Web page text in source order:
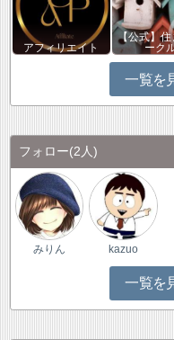
アフィリエイト
【公式】住
ーク
一覧を
フォロー(2人)
みりん kazuo
一覧を